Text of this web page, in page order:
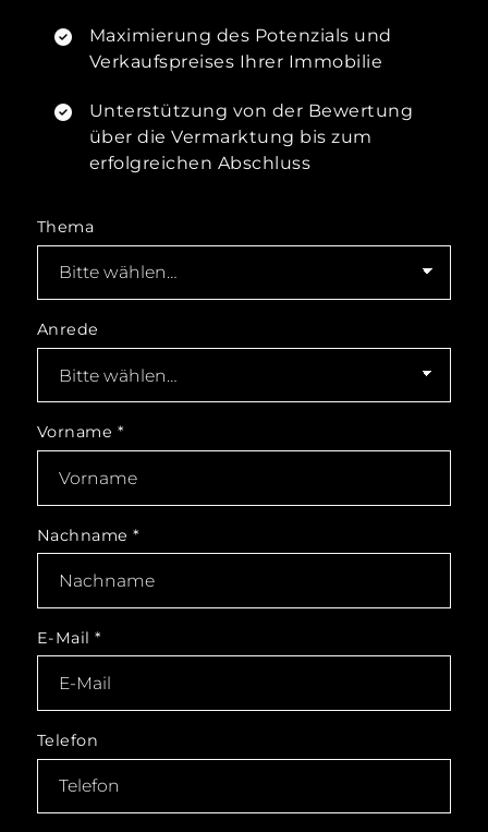
Maximierung des Potenzials und
Verkaufspreises Ihrer Immobilie
Unterstützung von der Bewertung
über die Vermarktung bis zum
erfolgreichen Abschluss
Thema
Anrede
Vorname *
Nachname*
E-Mail*
Telefon